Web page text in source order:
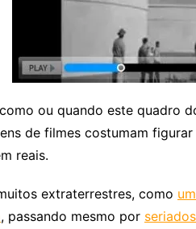
ou quando este quadro
de filmes costumam
reais.
extraterrestres, como
, passando mesmo por